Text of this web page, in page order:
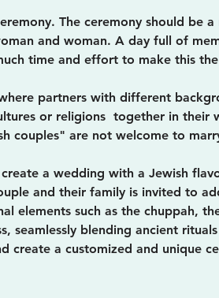
The ceremony should be
and woman. A day full of
time and effort to make this
partners with different
or religions together in their
couples" are not welcome to
a wedding with a Jewish
and their family is invited to
elements such as the chuppah,
seamlessly blending ancient
create a customized and unique